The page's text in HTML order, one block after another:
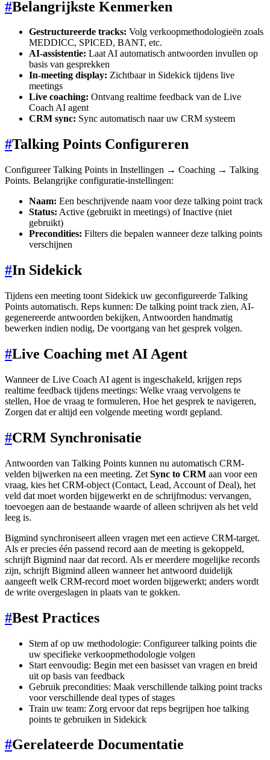
#Belangrijkste Kenmerken
Gestructureerde tracks: Volg verkoopmethodologieën zoals
MEDDICC, SPICED, BANT, etc.
AI-assistentie: Laat AI automatisch antwoorden invullen op
basis van gesprekken
In-meeting display: Zichtbaar in Sidekick tijdens live
meetings
Live coaching: Ontvang realtime feedback van de Live
Coach AI agent
CRM sync: Sync automatisch naar uw CRM systeem
#Talking Points Configureren
Configureer Talking Points in Instellingen → Coaching → Talking
Points. Belangrijke configuratie-instellingen:
Naam: Een beschrijvende naam voor deze talking point track
Status: Active (gebruikt in meetings) of Inactive (niet
gebruikt)
Precondities: Filters die bepalen wanneer deze talking points
verschijnen
#In Sidekick
Tijdens een meeting toont Sidekick uw geconfigureerde Talking
Points automatisch. Reps kunnen: De talking point track zien, AI-
gegenereerde antwoorden bekijken, Antwoorden handmatig
bewerken indien nodig, De voortgang van het gesprek volgen.
#Live Coaching met AI Agent
Wanneer de Live Coach AI agent is ingeschakeld, krijgen reps
realtime feedback tijdens meetings: Welke vraag vervolgens te
stellen, Hoe de vraag te formuleren, Hoe het gesprek te navigeren,
Zorgen dat er altijd een volgende meeting wordt gepland.
#CRM Synchronisatie
Antwoorden van Talking Points kunnen nu automatisch CRM-
velden bijwerken na een meeting. Zet Sync to CRM aan voor een
vraag, kies het CRM-object (Contact, Lead, Account of Deal), het
veld dat moet worden bijgewerkt en de schrijfmodus: vervangen,
toevoegen aan de bestaande waarde of alleen schrijven als het veld
leeg is.
Bigmind synchroniseert alleen vragen met een actieve CRM-target.
Als er precies één passend record aan de meeting is gekoppeld,
schrijft Bigmind naar dat record. Als er meerdere mogelijke records
zijn, schrijft Bigmind alleen wanneer het antwoord duidelijk
aangeeft welk CRM-record moet worden bijgewerkt; anders wordt
de write overgeslagen in plaats van te gokken.
#Best Practices
Stem af op uw methodologie: Configureer talking points die
uw specifieke verkoopmethodologie volgen
Start eenvoudig: Begin met een basisset van vragen en breid
uit op basis van feedback
Gebruik precondities: Maak verschillende talking point tracks
voor verschillende deal types of stages
Train uw team: Zorg ervoor dat reps begrijpen hoe talking
points te gebruiken in Sidekick
#Gerelateerde Documentatie